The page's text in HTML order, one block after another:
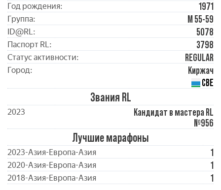
Год рождения: 1971
Группа: М 55-59
ID@RL: 5078
Паспорт RL: 3798
Статус активности: REGULAR
Город:
Киржач
СВЕ
Звания RL
2023
Кандидат в мастера RL
№956
Лучшие марафоны
2023-Азия-Европа-Азия 1
2020-Азия-Европа-Азия 1
2018-Азия-Европа-Азия 1